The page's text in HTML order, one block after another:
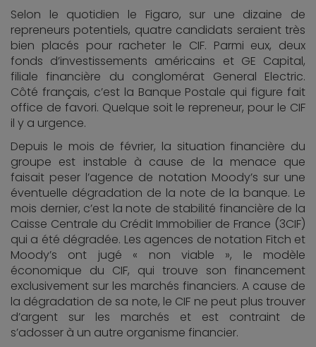
Selon le quotidien le Figaro, sur une dizaine de
repreneurs potentiels, quatre candidats seraient très
bien placés pour racheter le CIF. Parmi eux, deux
fonds d’investissements américains et GE Capital,
filiale financière du conglomérat General Electric.
Côté français, c’est la Banque Postale qui figure fait
office de favori. Quelque soit le repreneur, pour le CIF
il y a urgence.
Depuis le mois de février, la situation financière du
groupe est instable à cause de la menace que
faisait peser l’agence de notation Moody’s sur une
éventuelle dégradation de la note de la banque. Le
mois dernier, c’est la note de stabilité financière de la
Caisse Centrale du Crédit Immobilier de France (3CIF)
qui a été dégradée. Les agences de notation Fitch et
Moody’s ont jugé « non viable », le modèle
économique du CIF, qui trouve son financement
exclusivement sur les marchés financiers. A cause de
la dégradation de sa note, le CIF ne peut plus trouver
d’argent sur les marchés et est contraint de
s’adosser à un autre organisme financier.